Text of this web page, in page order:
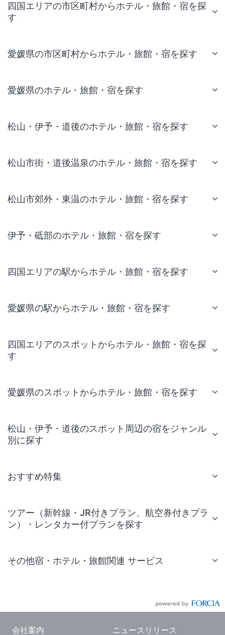
四国エリアの市区町村からホテル・旅館・宿を探
す
愛媛県の市区町村からホテル・旅館・宿を探す
愛媛県のホテル・旅館・宿を探す
松山・伊予・道後のホテル・旅館・宿を探す
松山市街・道後温泉のホテル・旅館・宿を探す
松山市郊外・東温のホテル・旅館・宿を探す
伊予・砥部のホテル・旅館・宿を探す
四国エリアの駅からホテル・旅館・宿を探す
愛媛県の駅からホテル・旅館・宿を探す
四国エリアのスポットからホテル・旅館・宿を探
す
愛媛県のスポットからホテル・旅館・宿を探す
松山・伊予・道後のスポット周辺の宿をジャンル
別に探す
おすすめ特集
ツアー（新幹線・JR付きプラン、航空券付きプラ
ン）・レンタカー付プランを探す
その他宿・ホテル・旅館関連 サービス
会社案内 ニュースリリース